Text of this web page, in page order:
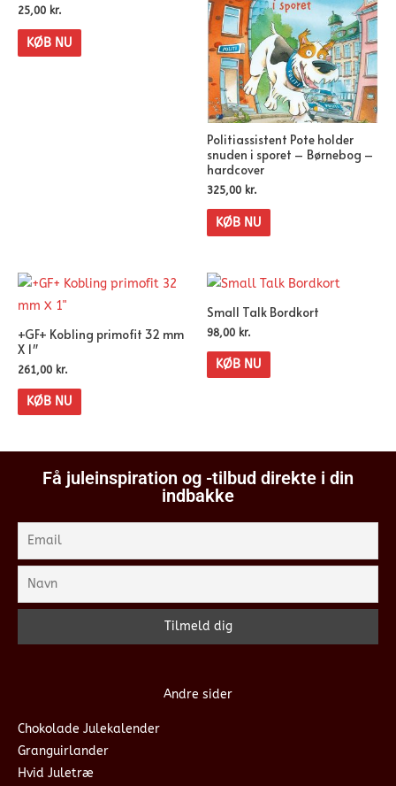
25,00 kr.
KØB NU
Politiassistent Pote holder
snuden i sporet – Børnebog –
hardcover
325,00 kr.
KØB NU
+GF+ Kobling primofit 32 mm
X 1″
261,00 kr.
KØB NU
Small Talk Bordkort
98,00 kr.
KØB NU
Få juleinspiration og -tilbud direkte i din
indbakke
Andre sider
Chokolade Julekalender
Granguirlander
Hvid Juletræ